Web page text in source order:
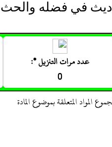
في فضله والحث
عدد مرات التنزيل *:
0